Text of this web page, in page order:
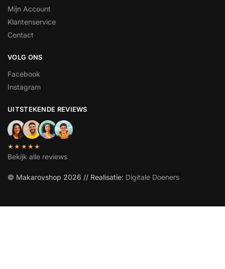
Mijn Account
Klantenservice
Contact
VOLG ONS
Facebook
Instagram
UITSTEKENDE REVIEWS
★★★★★
Bekijk alle reviews
© Makarovshop 2026 // Realisatie: Digitale Doeners